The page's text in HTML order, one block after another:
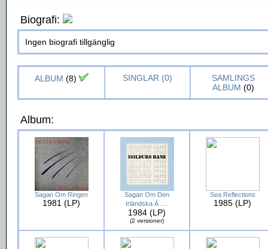
Biografi:
Ingen biografi tillgänglig
ALBUM (8) SINGLAR (0)
SAMLINGS
ALBUM (0)
Album:
Sagan Om Ringen
1981 (LP)
Sagan Om Den
Irländska Ä
1984 (LP)
(2 versioner)
Sea Reflections
1985 (LP)